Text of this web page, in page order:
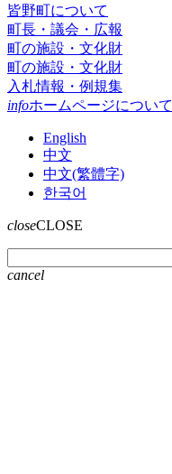
皆野町について
町長・議会・広報
町の施設・文化財
町の施設・文化財
入札情報・例規集
infoホームページについて
English
中文
中文(繁體字)
한국어
closeCLOSE
cancel